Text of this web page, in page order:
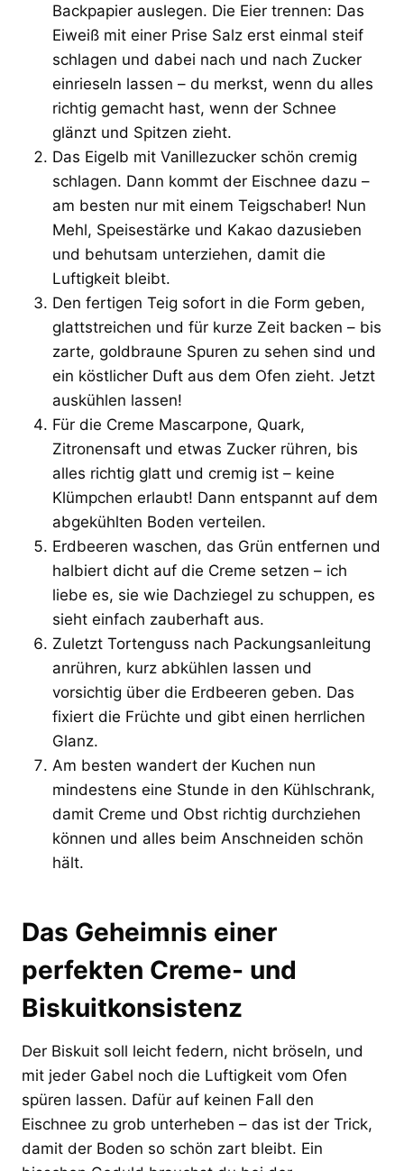
Backpapier auslegen. Die Eier trennen: Das
Eiweiß mit einer Prise Salz erst einmal steif
schlagen und dabei nach und nach Zucker
einrieseln lassen – du merkst, wenn du alles
richtig gemacht hast, wenn der Schnee
glänzt und Spitzen zieht.
Das Eigelb mit Vanillezucker schön cremig
schlagen. Dann kommt der Eischnee dazu –
am besten nur mit einem Teigschaber! Nun
Mehl, Speisestärke und Kakao dazusieben
und behutsam unterziehen, damit die
Luftigkeit bleibt.
Den fertigen Teig sofort in die Form geben,
glattstreichen und für kurze Zeit backen – bis
zarte, goldbraune Spuren zu sehen sind und
ein köstlicher Duft aus dem Ofen zieht. Jetzt
auskühlen lassen!
Für die Creme Mascarpone, Quark,
Zitronensaft und etwas Zucker rühren, bis
alles richtig glatt und cremig ist – keine
Klümpchen erlaubt! Dann entspannt auf dem
abgekühlten Boden verteilen.
Erdbeeren waschen, das Grün entfernen und
halbiert dicht auf die Creme setzen – ich
liebe es, sie wie Dachziegel zu schuppen, es
sieht einfach zauberhaft aus.
Zuletzt Tortenguss nach Packungsanleitung
anrühren, kurz abkühlen lassen und
vorsichtig über die Erdbeeren geben. Das
fixiert die Früchte und gibt einen herrlichen
Glanz.
Am besten wandert der Kuchen nun
mindestens eine Stunde in den Kühlschrank,
damit Creme und Obst richtig durchziehen
können und alles beim Anschneiden schön
hält.
Das Geheimnis einer
perfekten Creme- und
Biskuitkonsistenz
Der Biskuit soll leicht federn, nicht bröseln, und
mit jeder Gabel noch die Luftigkeit vom Ofen
spüren lassen. Dafür auf keinen Fall den
Eischnee zu grob unterheben – das ist der Trick,
damit der Boden so schön zart bleibt. Ein